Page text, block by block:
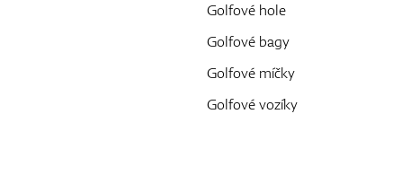
Golfové hole
Golfové bagy
Golfové míčky
Golfové vozíky